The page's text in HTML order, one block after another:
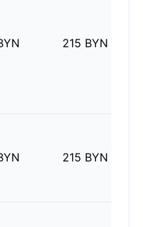
215 BYN
215 BYN